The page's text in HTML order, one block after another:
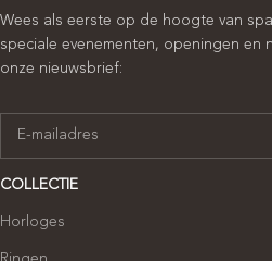
Wees als eerste op de hoogte van
speciale evenementen, openingen en
onze nieuwsbrief:
COLLECTIE
Horloges